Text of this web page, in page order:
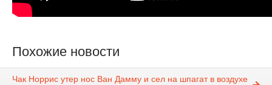
Похожие новости
Чак Норрис утер нос Ван Дамму и сел на шпагат в воздухе